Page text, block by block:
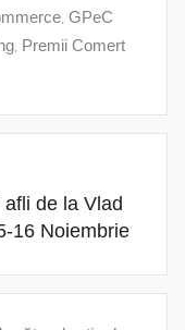
, GPeC
, Premii Comert
afli de la Vlad
16 Noiembrie